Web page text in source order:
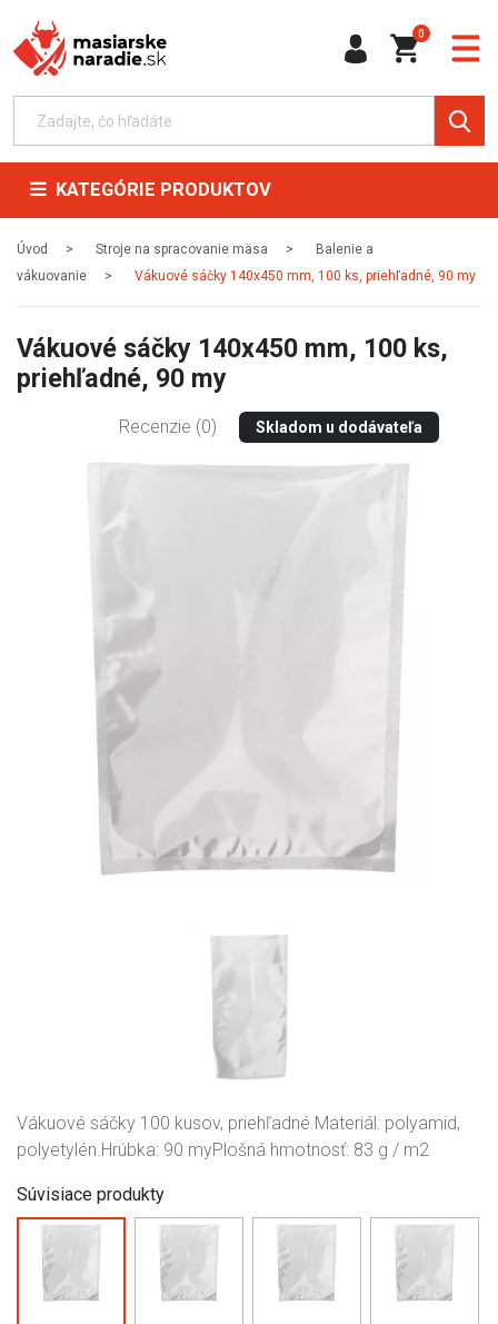
0
KATEGÓRIE PRODUKTOV
Úvod Stroje na spracovanie mäsa
Balenie a
vákuovanie
Vákuové sáčky 140x450 mm, 100 ks, priehľadné, 90 my
Vákuové sáčky 140x450 mm, 100 ks,
priehľadné, 90 my
Recenzie (0) Skladom u dodávateľa
Vákuové sáčky 100 kusov, priehľadné.Materiál: polyamid,
polyetylén.Hrúbka: 90 myPlošná hmotnosť: 83 g / m2
Súvisiace produkty